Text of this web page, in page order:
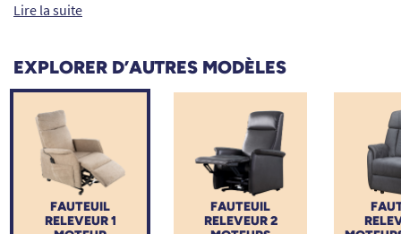
votre autonomie. Grâce à sa motorisation synchronisée et sa
la position assise à la station debout sans le moindre effort
musculaire ni risque de chute. Explorez notre sélection de
fauteuils releveurs électriquespour seniors et personnes à
mobilité réduite (PMR) : des revêtements variés (tissu, cuir,
microfibre déperlante) et des assises ergonomiques pensées
pour apaiser vos douleurs articulaires et améliorer votre bien-
être au quotidien.
Lire la suite
EXPLORER D’AUTRES MODÈLES
FAUTEUIL
RELEVEUR 1
FAUTEUIL
RELEVEUR 2